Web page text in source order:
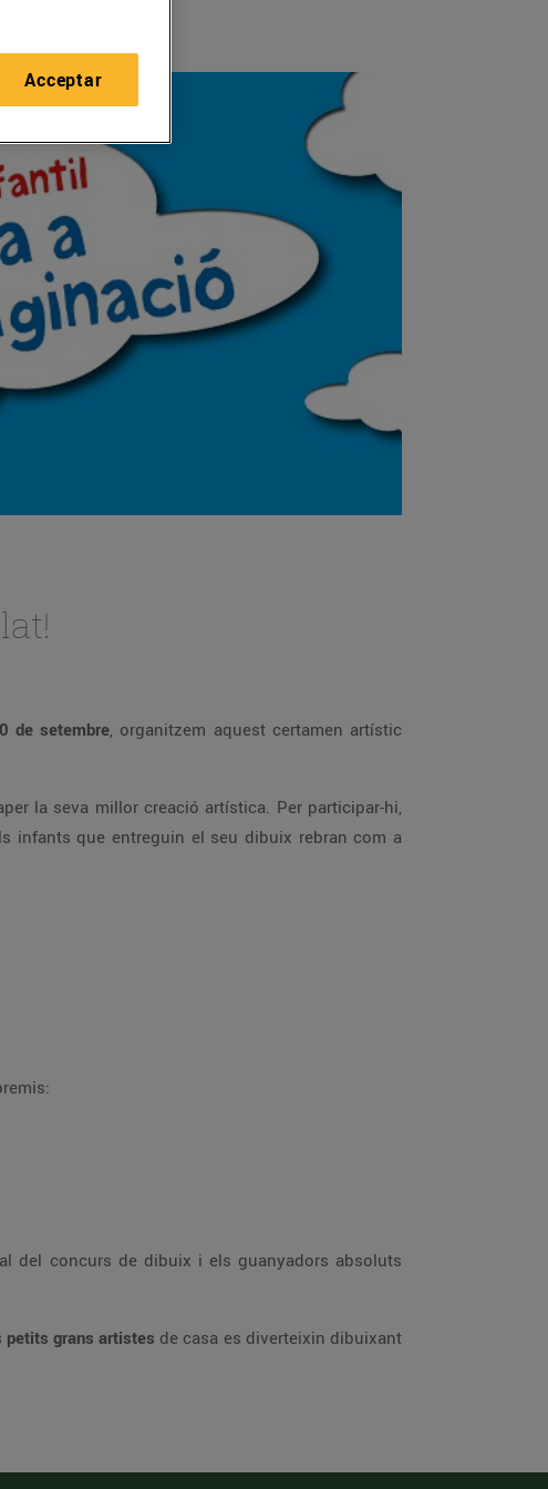
de setembre, organitzem aquest certamen artístic
la seva millor creació artística. Per participar-hi,
infants que entreguin el seu dibuix rebran com a
del concurs de dibuix i els guanyadors absoluts
petits grans artistes de casa es diverteixin dibuixant
Acceptar